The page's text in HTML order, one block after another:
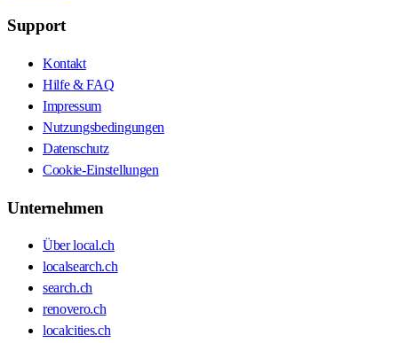
Support
Kontakt
Hilfe & FAQ
Impressum
Nutzungsbedingungen
Datenschutz
Cookie-Einstellungen
Unternehmen
Über local.ch
localsearch.ch
search.ch
renovero.ch
localcities.ch